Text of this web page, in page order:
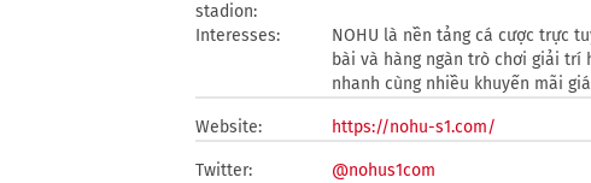
stadion:
Interesses:
NOHU là nền tảng cá cược trực
bài và hàng ngàn trò chơi giải trí
nhanh cùng nhiều khuyến mãi
Website: https://nohu-s1.com/
Twitter:
@nohus1com